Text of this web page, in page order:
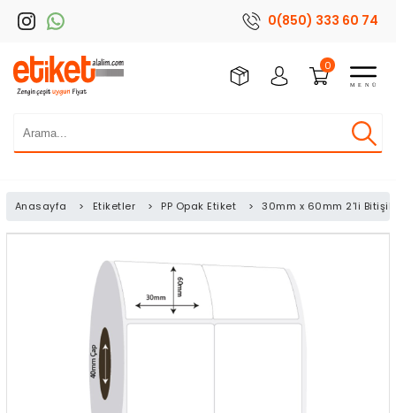
0(850) 333 60 74
0
Anasayfa > Etiketler > PP Opak Etiket > 30mm x 60mm 2'li Bitişik